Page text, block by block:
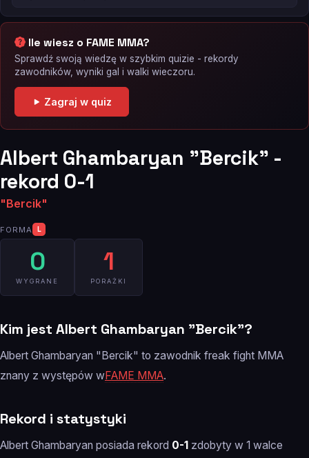
Ile wiesz o FAME MMA?
Sprawdź swoją wiedzę w szybkim quizie - rekordy
zawodników, wyniki gal i walki wieczoru.
Zagraj w quiz
Albert Ghambaryan "Bercik" -
rekord 0-1
"Bercik"
FORMA L
0
WYGRANE
1
PORAŻKI
Kim jest Albert Ghambaryan "Bercik"?
Albert Ghambaryan "Bercik" to zawodnik freak fight MMA
znany z występów wFAME MMA.
Rekord i statystyki
Albert Ghambaryan posiada rekord 0-1 zdobyty w 1 walce